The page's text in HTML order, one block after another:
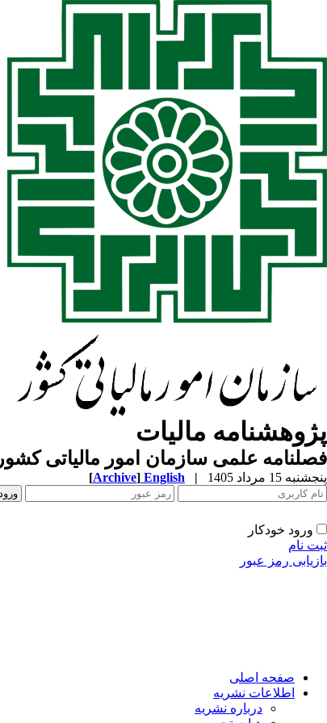
پژوهشنامه مالیات
فصلنامه علمی سازمان امور مالیاتی کشور
پنجشنبه 15 مرداد 1405 |
English
[Archive]
ورود خودکار
ثبت نام
بازیابی رمز عبور
صفحه اصلی
اطلاعات نشریه
درباره نشریه